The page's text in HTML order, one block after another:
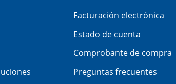
Facturación electrónica
Estado de cuenta
Comprobante de compra
Preguntas frecuentes